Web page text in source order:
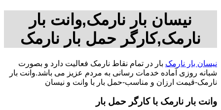
نیسان بار نارمک,وانت بار
نارمک,کارگر حمل بار نارمک
نیسان بار نارمک بار در تمام نقاط نارمک فعالیت دارد و بصورت
شبانه روزی آماده خدمات رسانی به مردم عزیز می باشد.وانت بار
نارمک-قیمت ارزان و مناسب-حمل بار با وانت و نیسان
وانت بار نارمک با کارگر حمل بار